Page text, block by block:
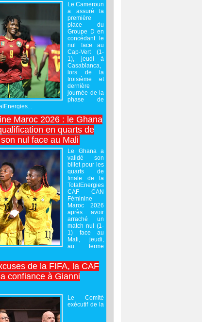
Le Cameroun
a assuré la
première
place du
Groupe D en
concédant le
nul face au
Cap-Vert (1-
1), jeudi à
Casablanca,
lors de la
troisième et
dernière
journée de la
phase de
Maroc 2026 : le Ghana
en quarts de
nul face au Mali
Le Ghana a
validé son
billet pour les
quarts de
finale de la
TotalEnergies
CAF CAN
Féminine
Maroc 2026
après avoir
arraché un
match nul (1-
1) face au
Mali, jeudi,
au terme
de la FIFA, la CAF
confiance à Gianni
Le Comité
exécutif de la